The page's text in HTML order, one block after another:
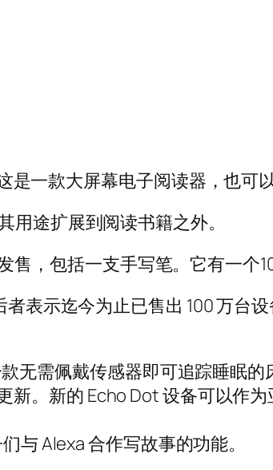
一款大屏幕电子阅读器，也可
途扩展到阅读书籍之外。
，包括一支手写笔。它有一个
表示迄今为止已售出 100 万台设
无需佩戴传感器即可追踪睡眠的
。新的 Echo Dot 设备可以作
与 Alexa 合作写故事的功能。